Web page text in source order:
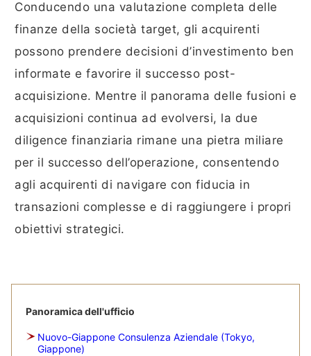
Conducendo una valutazione completa delle
finanze della società target, gli acquirenti
possono prendere decisioni d’investimento ben
informate e favorire il successo post-
acquisizione. Mentre il panorama delle fusioni e
acquisizioni continua ad evolversi, la due
diligence finanziaria rimane una pietra miliare
per il successo dell’operazione, consentendo
agli acquirenti di navigare con fiducia in
transazioni complesse e di raggiungere i propri
obiettivi strategici.
Panoramica dell'ufficio
Nuovo-Giappone Consulenza Aziendale (Tokyo,
Giappone)